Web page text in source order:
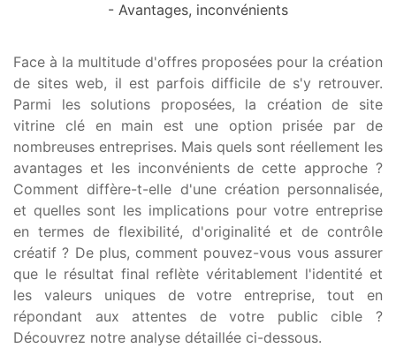
- Avantages, inconvénients
Face à la multitude d'offres proposées pour la création
de sites web, il est parfois difficile de s'y retrouver.
Parmi les solutions proposées, la création de site
vitrine clé en main est une option prisée par de
nombreuses entreprises. Mais quels sont réellement les
avantages et les inconvénients de cette approche ?
Comment diffère-t-elle d'une création personnalisée,
et quelles sont les implications pour votre entreprise
en termes de flexibilité, d'originalité et de contrôle
créatif ? De plus, comment pouvez-vous vous assurer
que le résultat final reflète véritablement l'identité et
les valeurs uniques de votre entreprise, tout en
répondant aux attentes de votre public cible ?
Découvrez notre analyse détaillée ci-dessous.